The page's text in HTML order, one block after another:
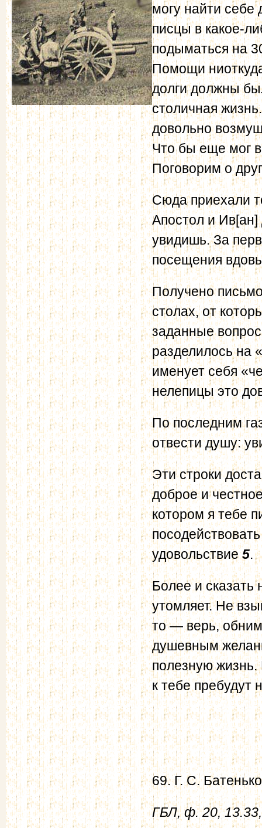
могу найти себе
писцы в какое-
подыматься на
Помощи
долги должны
столичная
довольно
Что бы еще мог
Поговорим о
Сюда приехали
Апостол и
увидишь. За
посещения
Получено
столах, от
заданные
разделилось на
именует себя
нелепицы это
По последним
отвести душу:
Эти строки
доброе и
котором я тебе
удовольствие5.
Более и сказать
утомляет. Не
то — верь,
душевным
полезную
к тебе пребудут
69. Г. С.
ГБЛ, ф. 20,